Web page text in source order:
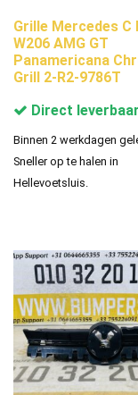
Grille Mercedes C
W206 AMG GT
Panamericana
Grill 2-R2-9786T
Direct leverbaar
Binnen 2 werkdagen
Sneller op te halen in
Hellevoetsluis.